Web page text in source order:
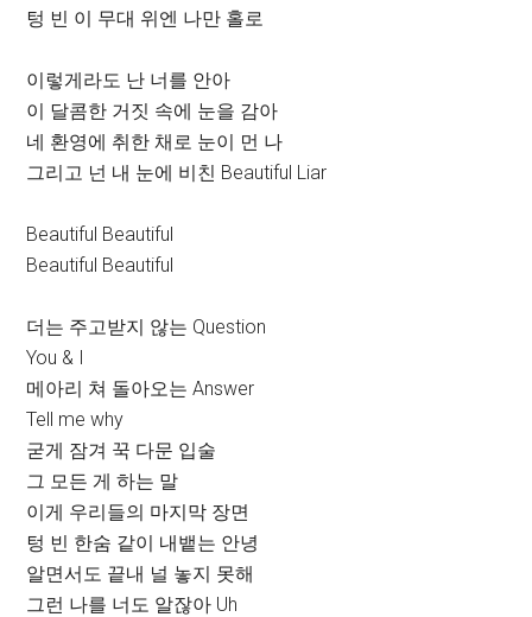
텅 빈 이 무대 위엔 나만 홀로
이렇게라도 난 너를 안아
이 달콤한 거짓 속에 눈을 감아
네 환영에 취한 채로 눈이 먼 나
그리고 넌 내 눈에 비친 Beautiful Liar
Beautiful Beautiful
Beautiful Beautiful
더는 주고받지 않는 Question
You & I
메아리 쳐 돌아오는 Answer
Tell me why
굳게 잠겨 꾹 다문 입술
그 모든 게 하는 말
이게 우리들의 마지막 장면
텅 빈 한숨 같이 내뱉는 안녕
알면서도 끝내 널 놓지 못해
그런 나를 너도 알잖아 Uh